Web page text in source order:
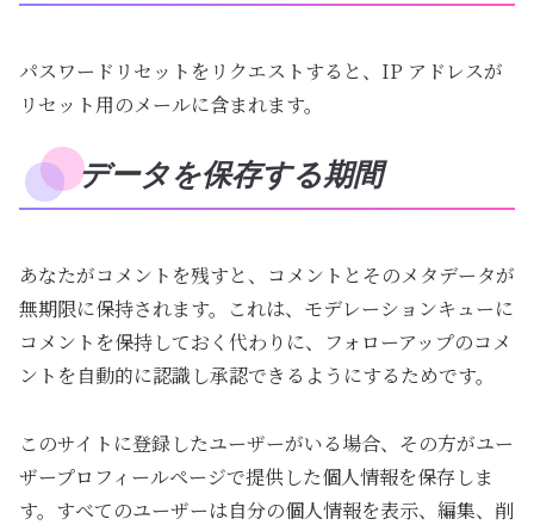
パスワードリセットをリクエストすると、IP アドレスが
リセット用のメールに含まれます。
データを保存する期間
あなたがコメントを残すと、コメントとそのメタデータが
無期限に保持されます。これは、モデレーションキューに
コメントを保持しておく代わりに、フォローアップのコメ
ントを自動的に認識し承認できるようにするためです。
このサイトに登録したユーザーがいる場合、その方がユー
ザープロフィールページで提供した個人情報を保存しま
す。すべてのユーザーは自分の個人情報を表示、編集、削